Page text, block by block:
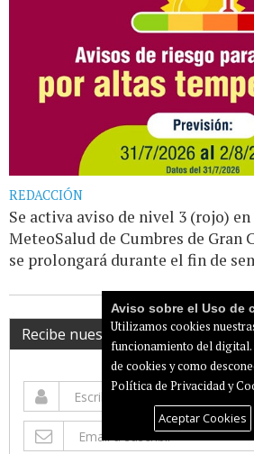
REDACCIÓN
Se activa aviso de nivel 3 (rojo) en
MeteoSalud de Cumbres de Gran
se prolongará durante el fin de
Recibe nuestro newsletter
Aviso sobre el Uso de
Utilizamos cookies
funcionamiento del
de cookies y como
Política de Privacidad y
Aceptar Cookies